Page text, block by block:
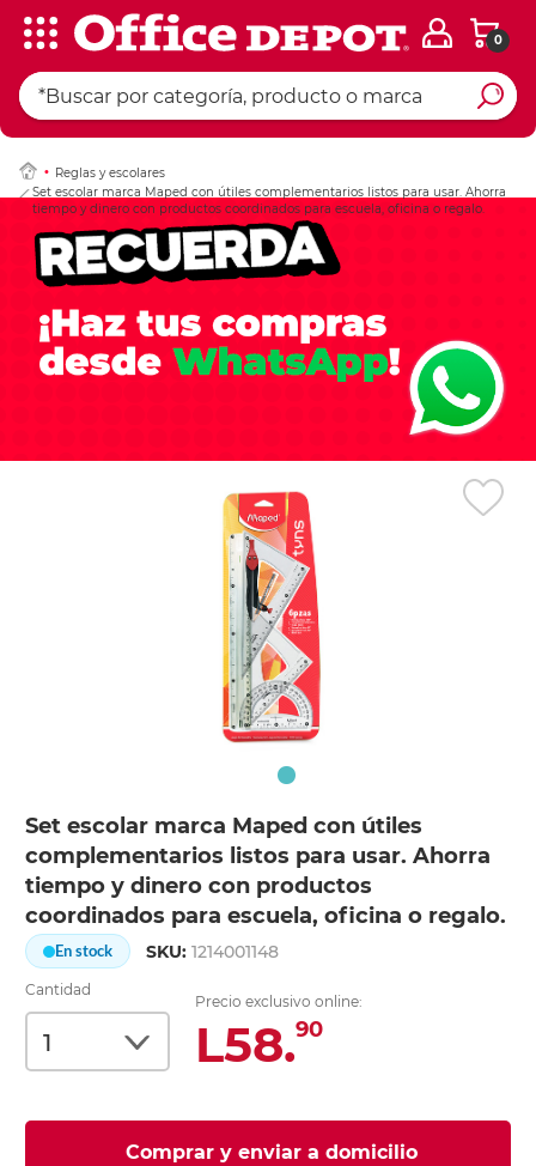
0
Reglas y escolares
Set escolar marca Maped con útiles complementarios listos para usar. Ahorra
tiempo y dinero con productos coordinados para escuela, oficina o regalo.
Set escolar marca Maped con útiles
complementarios listos para usar. Ahorra
tiempo y dinero con productos
coordinados para escuela, oficina o regalo.
En stock SKU:1214001148
Cantidad
Precio exclusivo online:
L58.90
Comprar y enviar a domicilio
Ingresar Codigo